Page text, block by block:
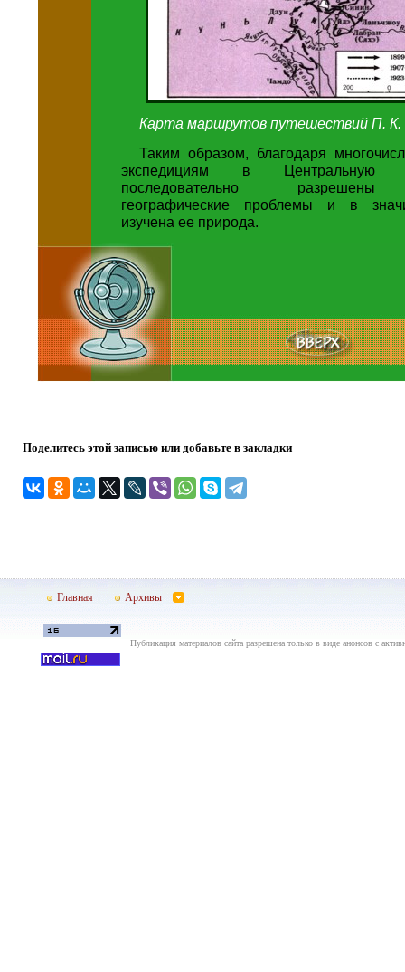
Карта маршрутов путешествий П. К.
Таким образом, благодаря
экспедициям в
последовательно
географические проблемы и в
изучена ее природа.
Поделитесь этой записью или добавьте в закладки
Главная Архивы
Публикация материалов сайта разрешена только в виде анонсов с